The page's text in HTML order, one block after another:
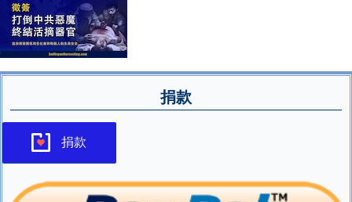
捐款
捐款